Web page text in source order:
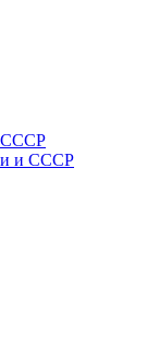
СССР
и СССР